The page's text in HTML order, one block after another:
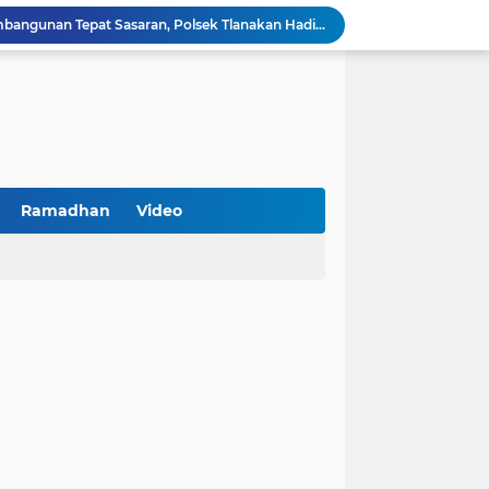
Kawal Perencanaan Pembangunan Tepat Sasaran, Polsek Tlanakan Hadiri Musrenbangdes Desa Bandaran
BPS Sampang: UMKM dan Usaha Besar Wajib Terdata di Sensus Ekonomi 2026, Kunci Kebijakan Tepat Sasaran
Ramadhan Video